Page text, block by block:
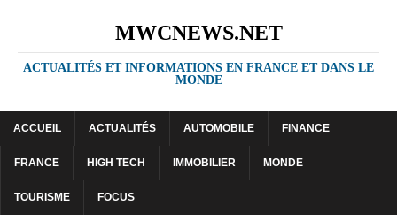
MWCNEWS.NET
ACTUALITÉS ET INFORMATIONS EN FRANCE ET DANS LE
MONDE
ACCUEIL ACTUALITÉS AUTOMOBILE FINANCE
FRANCE HIGH TECH IMMOBILIER MONDE
TOURISME FOCUS